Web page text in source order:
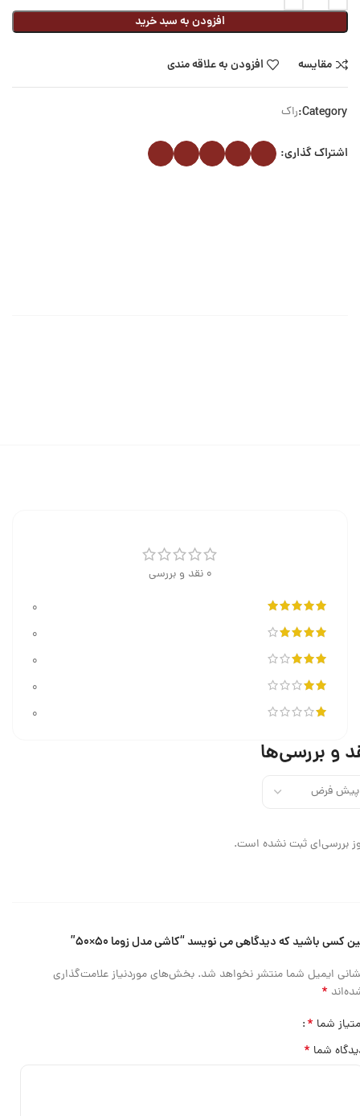
افزودن به سبد خرید
مقایسه افزودن به علاقه مندی
Category: راک
اشتراک گذاری:
0 نقد و بررسی
0
0
0
0
0
و بررسی‌ها
بررسی‌ای ثبت نشده است.
کسی باشید که دیدگاهی می نویسد “کاشی مدل زوما ۵۰×۵۰”
ایمیل شما منتشر نخواهد شد. بخش‌های موردنیاز علامت‌گذاری
*
شما *
شما *